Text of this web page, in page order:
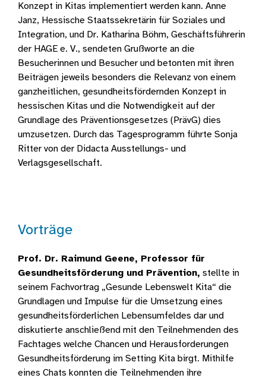
Konzept in Kitas implementiert werden kann. Anne
Janz, Hessische Staatssekretärin für Soziales und
Integration, und Dr. Katharina Böhm, Geschäftsführerin
der HAGE e. V., sendeten Grußworte an die
Besucherinnen und Besucher und betonten mit ihren
Beiträgen jeweils besonders die Relevanz von einem
ganzheitlichen, gesundheitsfördernden Konzept in
hessischen Kitas und die Notwendigkeit auf der
Grundlage des Präventionsgesetzes (PrävG) dies
umzusetzen. Durch das Tagesprogramm führte Sonja
Ritter von der Didacta Ausstellungs- und
Verlagsgesellschaft.
Vorträge
Prof. Dr. Raimund Geene, Professor für
Gesundheitsförderung und Prävention, stellte in
seinem Fachvortrag „Gesunde Lebenswelt Kita“ die
Grundlagen und Impulse für die Umsetzung eines
gesundheitsförderlichen Lebensumfeldes dar und
diskutierte anschließend mit den Teilnehmenden des
Fachtages welche Chancen und Herausforderungen
Gesundheitsförderung im Setting Kita birgt. Mithilfe
eines Chats konnten die Teilnehmenden ihre